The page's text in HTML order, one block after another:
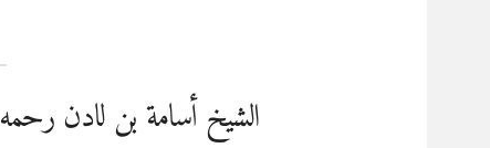
الشيخ أسامة بن لادن